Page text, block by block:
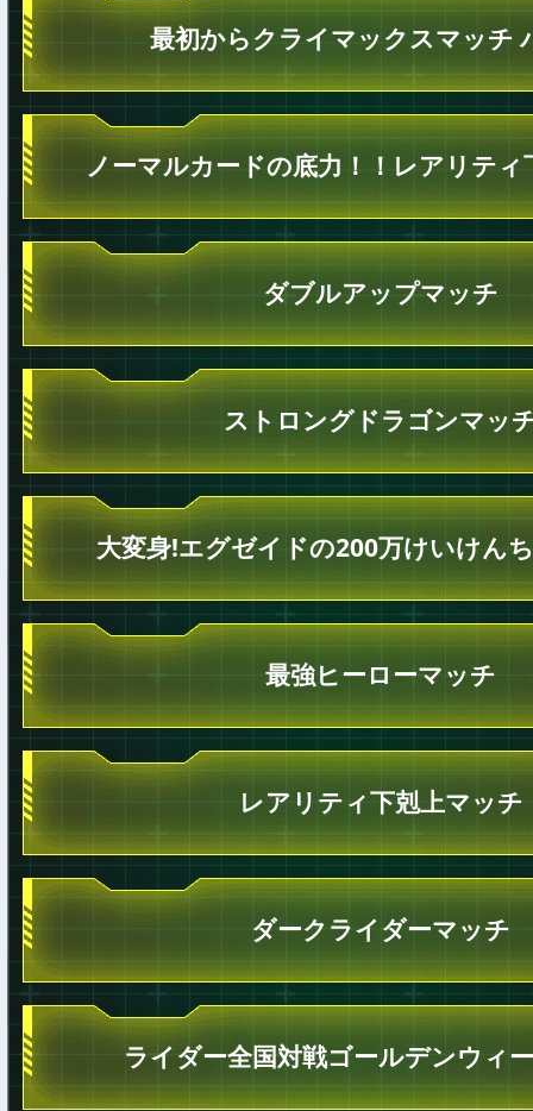
最初からクライマックスマッチ
ノーマルカードの底力！！レアリティ
ダブルアップマッチ
ストロングドラゴンマッ
大変身!エグゼイドの200万けいけん
最強ヒーローマッチ
レアリティ下剋上マッチ
ダークライダーマッチ
ライダー全国対戦ゴールデンウィ